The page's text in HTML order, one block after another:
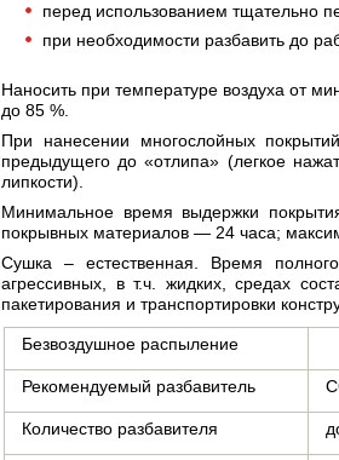
перед использованием тщательно
при необходимости разбавить до
Наносить при температуре воздуха от
до 85 %.
При нанесении многослойных
предыдущего до «отлипа» (легкое
липкости).
Минимальное время выдержки
покрывных материалов — 24 часа;
Сушка – естественная. Время
агрессивных, в т.ч. жидких, средах
пакетирования и транспортировки
Безвоздушное распыление
Рекомендуемый разбавитель
Количество разбавителя